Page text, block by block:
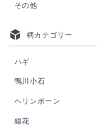
その他
柄カテゴリー
ハギ
鴨川小石
ヘリンボーン
線花